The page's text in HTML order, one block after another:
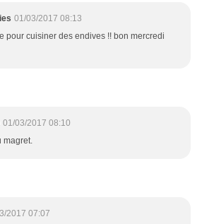
01/03/2017 08:13
pour cuisiner des endives !! bon mercredi
01/03/2017 08:10
magret.
2017 07:07